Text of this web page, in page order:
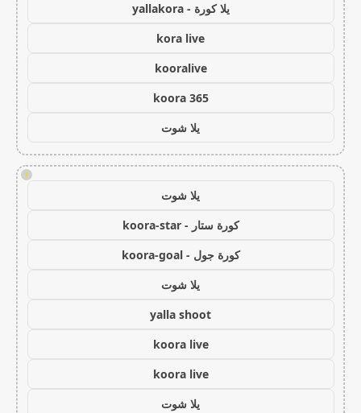
يلا كورة - yallakora
kora live
kooralive
koora 365
يلا شوت
!
يلا شوت
كورة ستار - koora-star
كورة جول - koora-goal
يلا شوت
yalla shoot
koora live
koora live
يلا شوت